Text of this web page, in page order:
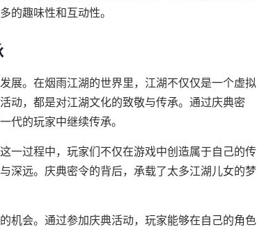
的趣味性和互动性。
展。在烟雨江湖的世界里，江湖不仅仅是一个虚拟
动，都是对江湖文化的致敬与传承。通过庆典密
代的玩家中继续传承。
一过程中，玩家们不仅在游戏中创造属于自己的传
深远。庆典密令的背后，承载了太多江湖儿女的梦
机会。通过参加庆典活动，玩家能够在自己的角色